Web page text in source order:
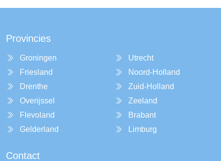
Provincies
Groningen
Friesland
Drenthe
Overijssel
Flevoland
Gelderland
Utrecht
Noord-Holland
Zuid-Holland
Zeeland
Brabant
Limburg
Contact